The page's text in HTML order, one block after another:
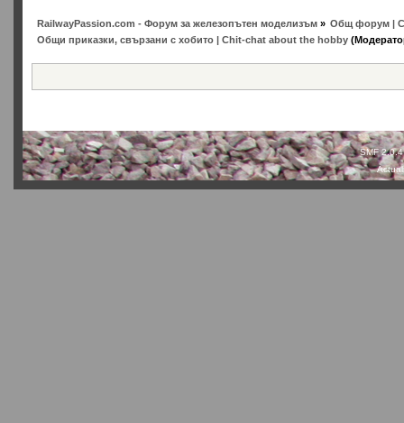
RailwayPassion.com - Форум за железопътен моделизъм» Общ форум |
Общи приказки, свързани с хобито | Chit-chat about the hobby
SMF 2.0.4